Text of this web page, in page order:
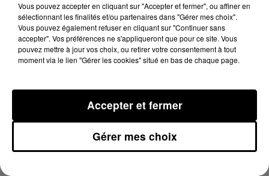
26 janvier 2025 - 1 min 8 sec
L'AGENDA DE TOULOUSE DU 26/01/2025 À
07H38
L'agenda de Toulouse
Vous pouvez accepter en cliquant sur "Accepter et fermer", ou affiner en
sélectionnant les finalités et/ou partenaires dans "Gérer mes choix".
Vous pouvez également refuser en cliquant sur "Continuer sans
accepter". Vos préférences ne s'appliqueront que pour ce site. Vous
pouvez mettre à jour vos choix, ou retirer votre consentement à tout
moment via le lien "Gérer les cookies" situé en bas de chaque page.
Gérer mes choix
Accepter et fermer